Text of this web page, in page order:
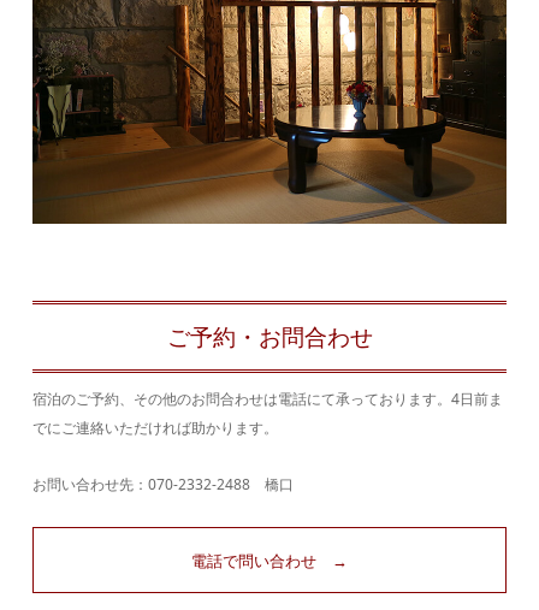
ご予約・お問合わせ
宿泊のご予約、その他のお問合わせは電話にて承っております。4日前ま
でにご連絡いただければ助かります。
お問い合わせ先：070-2332-2488 橋口
電話で問い合わせ →